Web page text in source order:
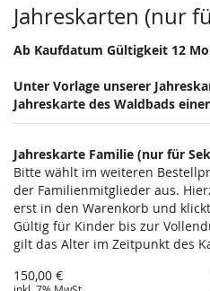
Jahreskarten (nur
Ab Kaufdatum Gültigkeit 12
Unter Vorlage unserer
Jahreskarte des Waldbads
Jahreskarte Familie (nur für
Bitte wählt im weiteren
der Familienmitglieder aus.
erst in den Warenkorb und
Gültig für Kinder bis zur
gilt das Alter im Zeitpunkt des
150,00 €